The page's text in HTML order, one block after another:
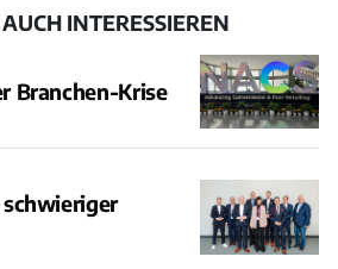
INTERESSIEREN
Branchen-Krise